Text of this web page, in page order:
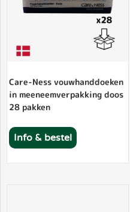
Care-Ness vouwhanddoeken
in meeneemverpakking doos
28 pakken
Info & bestel